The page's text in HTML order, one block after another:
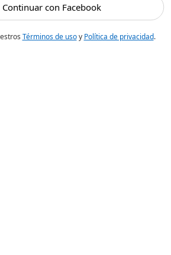
Continuar con Facebook
Términos de usoy Política de privacidad.